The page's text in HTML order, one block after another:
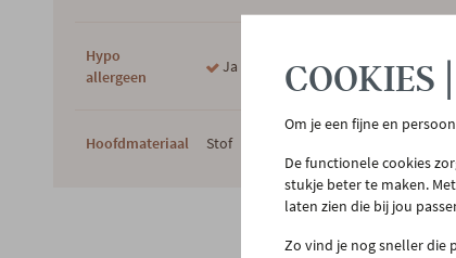
Hypo
allergeen
Ja
Hoofdmateriaal Stof
Om je een fijne en
De functionele cookies
stukje beter te maken.
laten zien die bij jou
Zo vind je nog sneller die